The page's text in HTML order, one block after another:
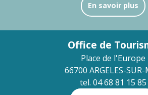
En savoir plus
Office de
Place de l'Europe
66700 ARGELES-SUR-
tel. 04 68 81 15 85